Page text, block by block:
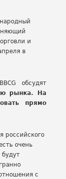
и
в
обсудят
рынка. На
прямо
российского
очень
с